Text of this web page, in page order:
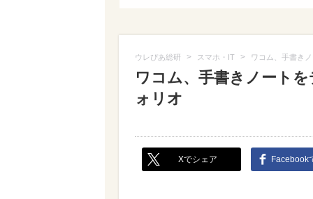
ウレぴあ総研 > スマホ・IT > ワコム、手書き
ワコム、手書きノート
ォリオ
Xでシェア Facebook